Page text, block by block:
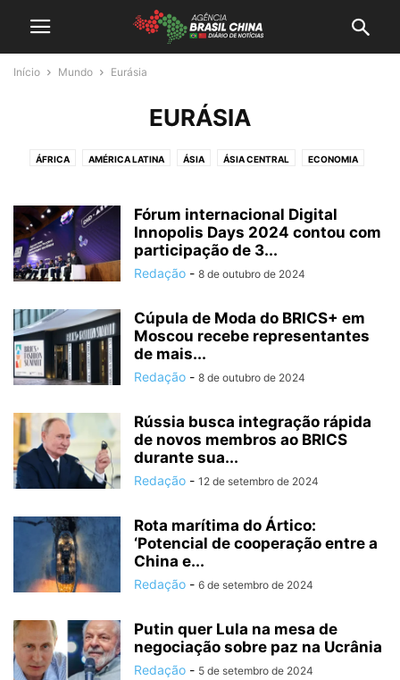
Início Mundo Eurásia
EURÁSIA
ÁFRICA AMÉRICA LATINA ÁSIA ÁSIA CENTRAL ECONOMIA
OESTE ASIÁTICO POLITICA
Fórum internacional Digital
Innopolis Days 2024 contou com
participação de 3...
Redação - 8 de outubro de 2024
Cúpula de Moda do BRICS+ em
Moscou recebe representantes
de mais...
Redação - 8 de outubro de 2024
Rússia busca integração rápida
de novos membros ao BRICS
durante sua...
Redação - 12 de setembro de 2024
Rota marítima do Ártico:
‘Potencial de cooperação entre a
China e...
Redação - 6 de setembro de 2024
Putin quer Lula na mesa de
negociação sobre paz na Ucrânia
Redação - 5 de setembro de 2024